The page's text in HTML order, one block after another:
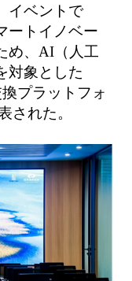
イベントで
ートイノベー
め、AI（人工
対象とした
プラットフォ
された。